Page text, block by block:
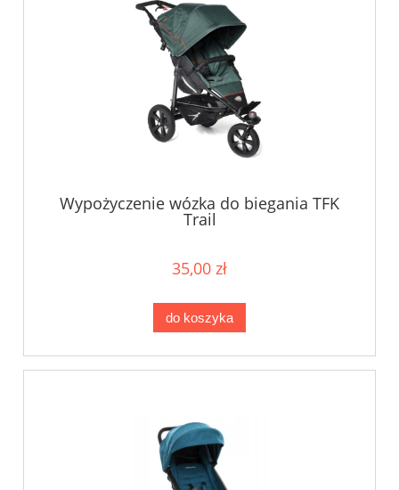
Wypożyczenie wózka do biegania TFK
Trail
35,00 zł
do koszyka